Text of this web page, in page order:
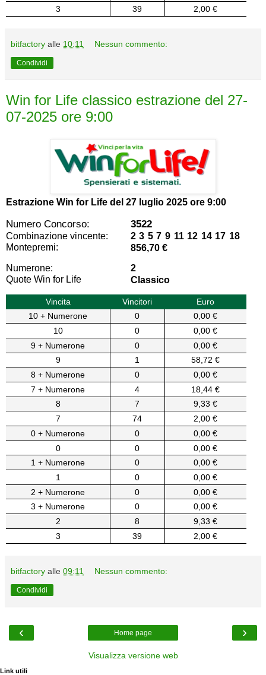
3
39 2,00 €
bitfactory alle 10:11 Nessun commento:
Condividi
Win for Life classico estrazione del 27-
07-2025 ore 9:00
Estrazione Win for Life del 27 luglio 2025 ore 9:00
Numero Concorso: 3522
Combinazione vincente:
2 3 5 7 9 11 12 14 17 18
Montepremi:
856,70 €
Numerone:
2
Quote Win for Life
Classico
Vincita Vincitori
Euro
10 + Numerone
0
0,00 €
10
0
0,00 €
9 + Numerone
0
0,00 €
9
1
58,72 €
8 + Numerone
0
0,00 €
7 + Numerone
4
18,44 €
8
7
9,33 €
7
74
2,00 €
0 + Numerone
0
0,00 €
0
0
0,00 €
1 + Numerone
0
0,00 €
1
0
0,00 €
2 + Numerone
0
0,00 €
3 + Numerone
0
0,00 €
2
8
9,33 €
3
39 2,00 €
bitfactory alle 09:11 Nessun commento:
Condividi
‹ ›
Home page
Visualizza versione web
Link utili